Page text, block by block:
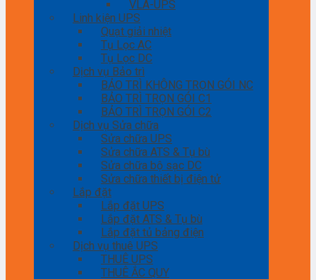
VLA-UPS
Linh kiện UPS
Quạt giải nhiệt
Tụ Lọc AC
Tụ Lọc DC
Dịch vụ Bảo trì
BẢO TRÌ KHÔNG TRỌN GÓI NC
BẢO TRÌ TRỌN GÓI C1
BẢO TRÌ TRỌN GÓI C2
Dịch vụ Sửa chữa
Sửa chữa UPS
Sửa chữa ATS & Tụ bù
Sửa chữa bộ sạc DC
Sửa chữa thiết bị điện tử
Lắp đặt
Lắp đặt UPS
Lắp đặt ATS & Tụ bù
Lắp đặt tủ bảng điện
Dịch vụ thuê UPS
THUÊ UPS
THUÊ ẮC QUY